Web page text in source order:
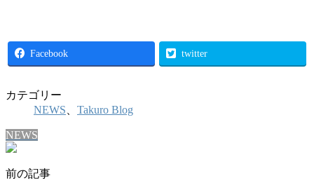
Facebook twitter
カテゴリー
NEWS
Takuro Blog
NEWS
前の記事